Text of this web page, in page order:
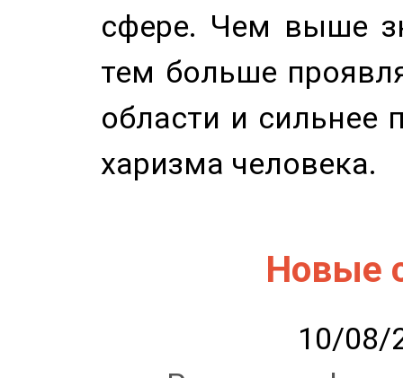
сфере. Чем выше
тем больше
области и сильнее
харизма человека.
Новые
10/08/